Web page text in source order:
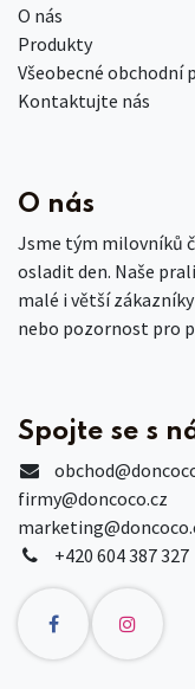
O nás
Produkty
Všeobecné obchodní
Kontaktujte nás
O nás
Jsme tým milovníků
osladit den. Naše
malé i větší
nebo pozornost pro
Spojte se s
obchod
firmy@doncoco.cz
+420 604 387 327